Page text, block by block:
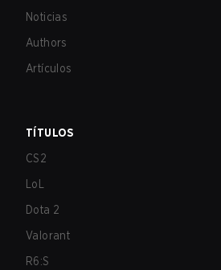
Noticias
Authors
Artículos
TÍTULOS
CS2
LoL
Dota 2
Valorant
R6:S